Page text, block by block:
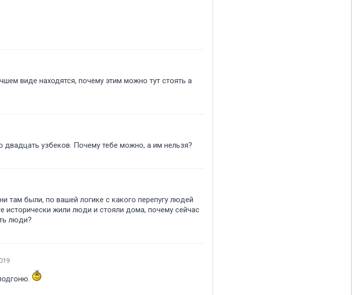
виде находятся, почему этим можно тут стоять а
двадцать узбеков. Почему тебе можно, а им нельзя
там были, по вашей логике с какого перепугу людей
исторически жили люди и стояли дома, почему сейчас
люди